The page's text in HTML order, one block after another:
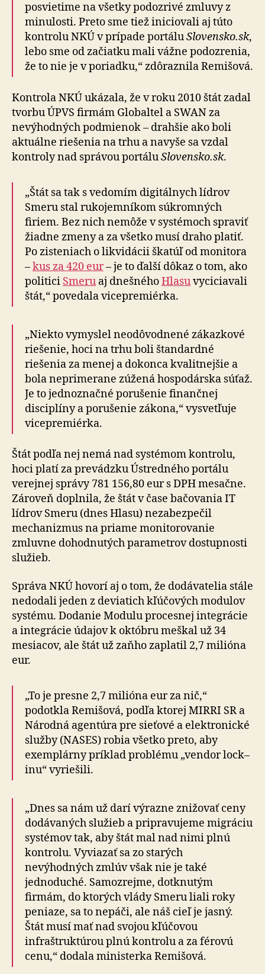
posvietime na všetky podozrivé zmluvy z
minulosti. Preto sme tiež iniciovali aj túto
kontrolu NKÚ v prípade portáluSlovensko.sk,
lebo sme od začiatku mali vážne podozrenia,
že to nie je v poriadku,“ zdôraznila Remišová.
Kontrola NKÚ ukázala, že v roku 2010 štát zadal
tvorbu ÚPVS firmám Globaltel a SWAN za
nevýhodných podmienok – drahšie ako boli
aktuálne riešenia na trhu a navyše sa vzdal
kontroly nad správou portáluSlovensko.sk.
„Štát sa tak s vedomím digitálnych lídrov
Smeru stal rukojemníkom súkromných
firiem. Bez nich nemôže v systémoch spraviť
žiadne zmeny a za všetko musí draho platiť.
Po zisteniach o likvidácii škatúľ od monitora
–kus za 420 eur– je to ďalší dôkaz o tom, ako
politici Smeru aj dnešnéhoHlasuvyciciavali
štát,“ povedala vicepremiérka.
„Niekto vymyslel neodôvodnené zákazkové
riešenie, hoci na trhu boli štandardné
riešenia za menej a dokonca kvalitnejšie a
bola neprimerane zúžená hospodárska súťaž.
Je to jednoznačné porušenie finančnej
disciplíny a porušenie zákona,“ vysvetľuje
vicepremiérka.
Štát podľa nej nemá nad systémom kontrolu,
hoci platí za prevádzku Ústredného portálu
verejnej správy 781 156,80 eur s DPH mesačne.
Zároveň doplnila, že štát v čase bačovania IT
lídrov Smeru (dnes Hlasu) nezabezpečil
mechanizmus na priame monitorovanie
zmluvne dohodnutých parametrov dostupnosti
služieb.
Správa NKÚ hovorí aj o tom, že dodávatelia stále
nedodali jeden z deviatich kľúčových modulov
systému. Dodanie Modulu procesnej integrácie
a integrácie údajov k októbru meškal už 34
mesiacov, ale štát už zaňho zaplatil 2,7 milióna
eur.
„To je presne 2,7 milióna eur za nič,“
podotkla Remišová, podľa ktorej MIRRI SR a
Národná agentúra pre sieťové a elektronické
služby (NASES) robia všetko preto, aby
exemplárny príklad problému „vendor lock–
inu“ vyriešili.
„Dnes sa nám už darí výrazne znižovať ceny
dodávaných služieb a pripravujeme migráciu
systémov tak, aby štát mal nad nimi plnú
kontrolu. Vyviazať sa zo starých
nevýhodných zmlúv však nie je také
jednoduché. Samozrejme, dotknutým
firmám, do ktorých vlády Smeru liali roky
peniaze, sa to nepáči, ale náš cieľ je jasný.
Štát musí mať nad svojou kľúčovou
infraštruktúrou plnú kontrolu a za férovú
cenu,“ dodala ministerka Remišová.